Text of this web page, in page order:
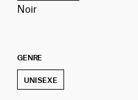
noir
GENRE
UNISEXE